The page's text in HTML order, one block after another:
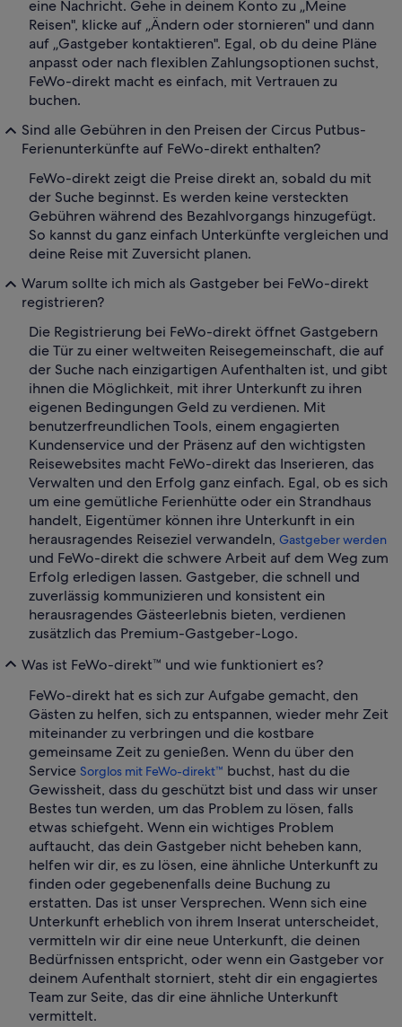
eine Nachricht. Gehe in deinem Konto zu „Meine
Reisen", klicke auf „Ändern oder stornieren" und dann
auf „Gastgeber kontaktieren". Egal, ob du deine Pläne
anpasst oder nach flexiblen Zahlungsoptionen suchst,
FeWo-direkt macht es einfach, mit Vertrauen zu
buchen.
Sind alle Gebühren in den Preisen der Circus Putbus-
Ferienunterkünfte auf FeWo-direkt enthalten?
FeWo-direkt zeigt die Preise direkt an, sobald du mit
der Suche beginnst. Es werden keine versteckten
Gebühren während des Bezahlvorgangs hinzugefügt.
So kannst du ganz einfach Unterkünfte vergleichen und
deine Reise mit Zuversicht planen.
Warum sollte ich mich als Gastgeber bei FeWo-direkt
registrieren?
Die Registrierung bei FeWo-direkt öffnet Gastgebern
die Tür zu einer weltweiten Reisegemeinschaft, die auf
der Suche nach einzigartigen Aufenthalten ist, und gibt
ihnen die Möglichkeit, mit ihrer Unterkunft zu ihren
eigenen Bedingungen Geld zu verdienen. Mit
benutzerfreundlichen Tools, einem engagierten
Kundenservice und der Präsenz auf den wichtigsten
Reisewebsites macht FeWo-direkt das Inserieren, das
Verwalten und den Erfolg ganz einfach. Egal, ob es sich
um eine gemütliche Ferienhütte oder ein Strandhaus
handelt, Eigentümer können ihre Unterkunft in ein
herausragendes Reiseziel verwandeln, Gastgeber werden
und FeWo-direkt die schwere Arbeit auf dem Weg zum
Erfolg erledigen lassen. Gastgeber, die schnell und
zuverlässig kommunizieren und konsistent ein
herausragendes Gästeerlebnis bieten, verdienen
zusätzlich das Premium-Gastgeber-Logo.
Was ist FeWo-direkt™ und wie funktioniert es?
FeWo-direkt hat es sich zur Aufgabe gemacht, den
Gästen zu helfen, sich zu entspannen, wieder mehr Zeit
miteinander zu verbringen und die kostbare
gemeinsame Zeit zu genießen. Wenn du über den
Service Sorglos mit FeWo-direkt™ buchst, hast du die
Gewissheit, dass du geschützt bist und dass wir unser
Bestes tun werden, um das Problem zu lösen, falls
etwas schiefgeht. Wenn ein wichtiges Problem
auftaucht, das dein Gastgeber nicht beheben kann,
helfen wir dir, es zu lösen, eine ähnliche Unterkunft zu
finden oder gegebenenfalls deine Buchung zu
erstatten. Das ist unser Versprechen. Wenn sich eine
Unterkunft erheblich von ihrem Inserat unterscheidet,
vermitteln wir dir eine neue Unterkunft, die deinen
Bedürfnissen entspricht, oder wenn ein Gastgeber vor
deinem Aufenthalt storniert, steht dir ein engagiertes
Team zur Seite, das dir eine ähnliche Unterkunft
vermittelt.